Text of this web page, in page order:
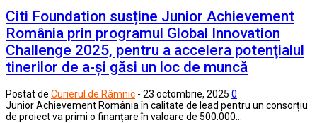
Citi Foundation susține Junior Achievement
România prin programul Global Innovation
Challenge 2025, pentru a accelera potenţialul
tinerilor de a-și găsi un loc de muncă
Postat de Curierul de Râmnic - 23 octombrie, 2025 0
Junior Achievement România în calitate de lead pentru un consorțiu
de proiect va primi o finanțare în valoare de 500.000…